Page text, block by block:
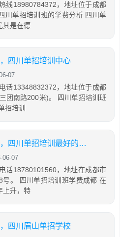
线18980784372，地址位于成都
川单招培训班的学费分析 四川单
其是在德
四川单招培训中心
07
话13348832372，地址位于成都
团南路200米)。 四川单招培训班
招培训
四川单招培训班学费成都，四川单招培训最好的学校
06-07
话18780101560，地址在成都市
。 四川单招培训班学费成都 在
上升，特
四川眉山单招学校